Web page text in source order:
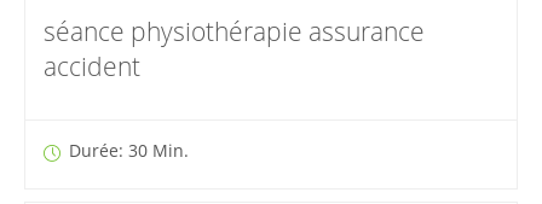
séance physiothérapie assurance
accident
Durée: 30 Min.